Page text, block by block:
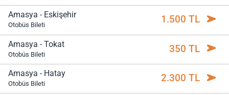
Amasya - Eskişehir
Otobüs Bileti 1.500 TL
Amasya - Tokat
Otobüs Bileti 350 TL
Amasya - Hatay
Otobüs Bileti 2.300 TL